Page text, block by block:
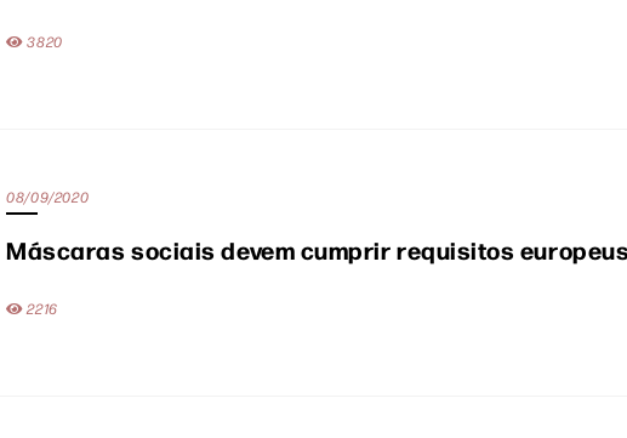
3820
08/09/2020
Máscaras sociais devem cumprir requisitos europeus
2216